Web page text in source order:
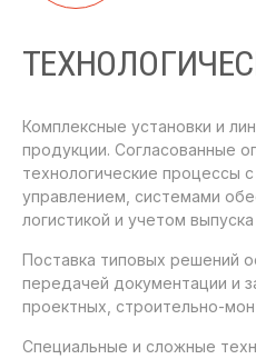
Комплексные установки и
продукции. Согласованные
технологические процессы
управлением, системами
логистикой и учетом
Поставка типовых решений
передачей документации и
проектных, строительно-
Специальные и сложные